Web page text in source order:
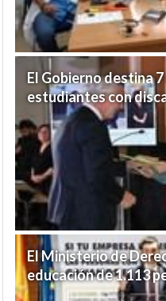
El Gobierno destina
estudiantes con
El Ministerio de
educación de 1.113